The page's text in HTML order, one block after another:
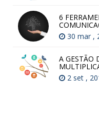
6
30 mar ,
A GESTÃO
2 set ,